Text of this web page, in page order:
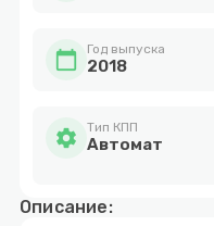
calendar_today Год выпуска
2018
settings Тип КПП
Автомат
Описание: